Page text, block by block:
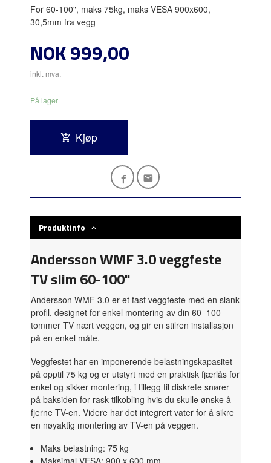
For 60-100", maks 75kg, maks VESA 900x600,
30,5mm fra vegg
Pris
NOK999,00
inkl. mva.
På lager
Kjøp
Produktinfo
Andersson WMF 3.0 veggfeste
TV slim 60-100"
Andersson WMF 3.0 er et fast veggfeste med en slank
profil, designet for enkel montering av din 60–100
tommer TV nært veggen, og gir en stilren installasjon
på en enkel måte.
Veggfestet har en imponerende belastningskapasitet
på opptil 75 kg og er utstyrt med en praktisk fjærlås for
enkel og sikker montering, i tillegg til diskrete snører
på baksiden for rask tilkobling hvis du skulle ønske å
fjerne TV-en. Videre har det integrert vater for å sikre
en nøyaktig montering av TV-en på veggen.
Maks belastning: 75 kg